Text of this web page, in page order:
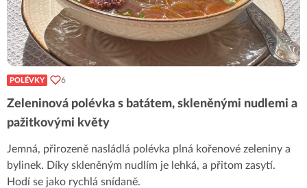
POLÉVKY 6
Zeleninová polévka s batátem, skleněnými nudlemi a
pažitkovými květy
Jemná, přirozeně nasládlá polévka plná kořenové zeleniny a
bylinek. Díky skleněným nudlím je lehká, a přitom zasytí.
Hodí se jako rychlá snídaně.